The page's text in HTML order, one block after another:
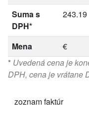
Suma s
DPH*
243.19
Mena
€
* Uvedená cena je
DPH, cena je vrátane
zoznam faktúr